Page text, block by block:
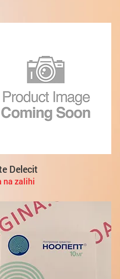
Delecit
na zalihi